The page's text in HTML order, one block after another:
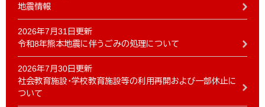
地震情報
2026年7月31日更新
令和8年熊本地震に伴うごみの処理について
2026年7月30日更新
社会教育施設・学校教育施設等の利用再開および一部休止に
ついて